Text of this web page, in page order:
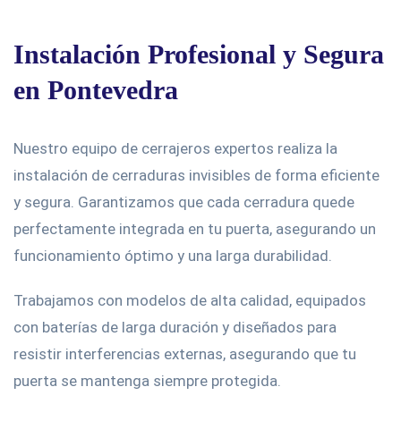
Instalación Profesional y Segura
en Pontevedra
Nuestro equipo de cerrajeros expertos realiza la
instalación de cerraduras invisibles de forma eficiente
y segura. Garantizamos que cada cerradura quede
perfectamente integrada en tu puerta, asegurando un
funcionamiento óptimo y una larga durabilidad.
Trabajamos con modelos de alta calidad, equipados
con baterías de larga duración y diseñados para
resistir interferencias externas, asegurando que tu
puerta se mantenga siempre protegida.